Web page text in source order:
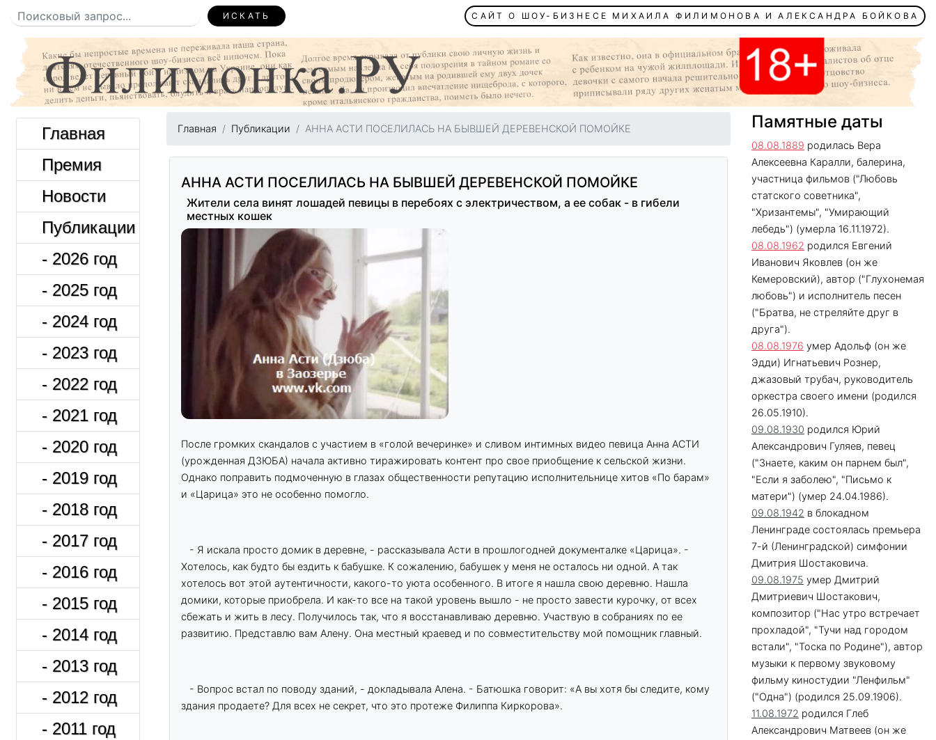
ИСКАТЬ САЙТ О ШОУ-БИЗНЕСЕ МИХАИЛА ФИЛИМОНОВА И АЛЕКСАНДРА БОЙКОВА
Главная
Премия
Новости
Публикации
- 2026 год
- 2025 год
- 2024 год
- 2023 год
- 2022 год
- 2021 год
- 2020 год
- 2019 год
- 2018 год
- 2017 год
- 2016 год
- 2015 год
- 2014 год
- 2013 год
- 2012 год
- 2011 год
Главная Публикации АННА АСТИ ПОСЕЛИЛАСЬ НА БЫВШЕЙ ДЕРЕВЕНСКОЙ ПОМОЙКЕ
АННА АСТИ ПОСЕЛИЛАСЬ НА БЫВШЕЙ ДЕРЕВЕНСКОЙ ПОМОЙКЕ
Жители села винят лошадей певицы в перебоях с электричеством, а ее собак - в гибели
местных кошек
После громких скандалов с участием в «голой вечеринке» и сливом интимных видео певица Анна АСТИ
(урожденная ДЗЮБА) начала активно тиражировать контент про свое приобщение к сельской жизни.
Однако поправить подмоченную в глазах общественности репутацию исполнительнице хитов «По барам»
и «Царица» это не особенно помогло.
- Я искала просто домик в деревне, - рассказывала Асти в прошлогодней документалке «Царица». -
Хотелось, как будто бы ездить к бабушке. К сожалению, бабушек у меня не осталось ни одной. А так
хотелось вот этой аутентичности, какого-то уюта особенного. В итоге я нашла свою деревню. Нашла
домики, которые приобрела. И как-то все на такой уровень вышло - не просто завести курочку, от всех
сбежать и жить в лесу. Получилось так, что я восстанавливаю деревню. Участвую в собраниях по ее
развитию. Представлю вам Алену. Она местный краевед и по совместительству мой помощник главный.
- Вопрос встал по поводу зданий, - докладывала Алена. - Батюшка говорит: «А вы хотя бы следите, кому
здания продаете? Для всех не секрет, что это протеже Филиппа Киркорова».
Памятные даты
08.08.1889 родилась Вера
Алексеевна Каралли, балерина,
участница фильмов ("Любовь
статского советника",
"Хризантемы", "Умирающий
лебедь") (умерла 16.11.1972).
08.08.1962 родился Евгений
Иванович Яковлев (он же
Кемеровский), автор ("Глухонемая
любовь") и исполнитель песен
("Братва, не стреляйте друг в
друга").
08.08.1976 умер Адольф (он же
Эдди) Игнатьевич Рознер,
джазовый трубач, руководитель
оркестра своего имени (родился
26.05.1910).
09.08.1930 родился Юрий
Александрович Гуляев, певец
("Знаете, каким он парнем был",
"Если я заболею", "Письмо к
матери") (умер 24.04.1986).
09.08.1942 в блокадном
Ленинграде состоялась премьера
7-й (Ленинградской) симфонии
Дмитрия Шостаковича.
09.08.1975 умер Дмитрий
Дмитриевич Шостакович,
композитор ("Нас утро встречает
прохладой", "Тучи над городом
встали", "Тоска по Родине"), автор
музыки к первому звуковому
фильму киностудии "Ленфильм"
("Одна") (родился 25.09.1906).
11.08.1972 родился Глеб
Александрович Матвеев (он же